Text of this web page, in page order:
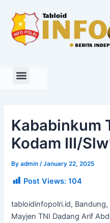
content
Kababinkum
Kodam III/
Byadmin/January 22, 2025
Post Views: 104
tabloidinfopolri.id, Bandung,
Mayjen TNI Dadang Arif